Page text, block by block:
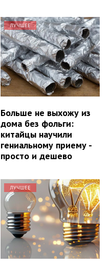
ЛУЧШЕЕ
Больше не выхожу из
дома без фольги:
китайцы научили
гениальному приему -
просто и дешево
ЛУЧШЕЕ